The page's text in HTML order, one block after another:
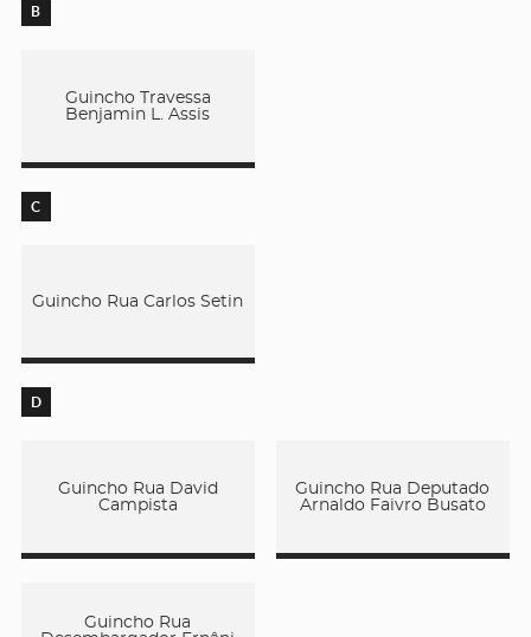
B
Guincho Travessa
Benjamin L. Assis
C
Guincho Rua Carlos Setin
D
Guincho Rua David
Campista
Guincho Rua Deputado
Arnaldo Faivro Busato
Guincho Rua